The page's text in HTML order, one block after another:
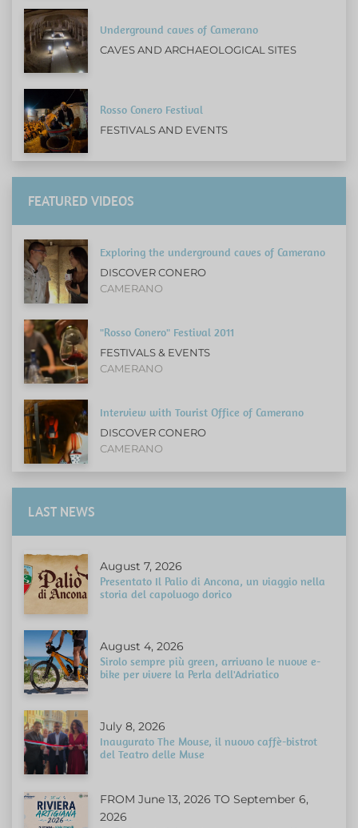
Underground caves of Camerano
CAVES AND ARCHAEOLOGICAL SITES
Rosso Conero Festival
FESTIVALS AND EVENTS
FEATURED VIDEOS
Exploring the underground caves of Camerano
DISCOVER CONERO
CAMERANO
"Rosso Conero" Festival 2011
FESTIVALS & EVENTS
CAMERANO
Interview with Tourist Office of Camerano
DISCOVER CONERO
CAMERANO
LAST NEWS
August 7, 2026
Presentato Il Palio di Ancona, un viaggio nella
storia del capoluogo dorico
August 4, 2026
Sirolo sempre più green, arrivano le nuove e-
bike per vivere la Perla dell'Adriatico
July 8, 2026
Inaugurato The Mouse, il nuovo caffè-bistrot
del Teatro delle Muse
FROM June 13, 2026 TO September 6,
2026